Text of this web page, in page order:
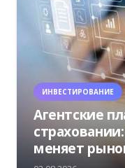
ИНВЕСТИРОВАНИЕ
Агентские
меняет